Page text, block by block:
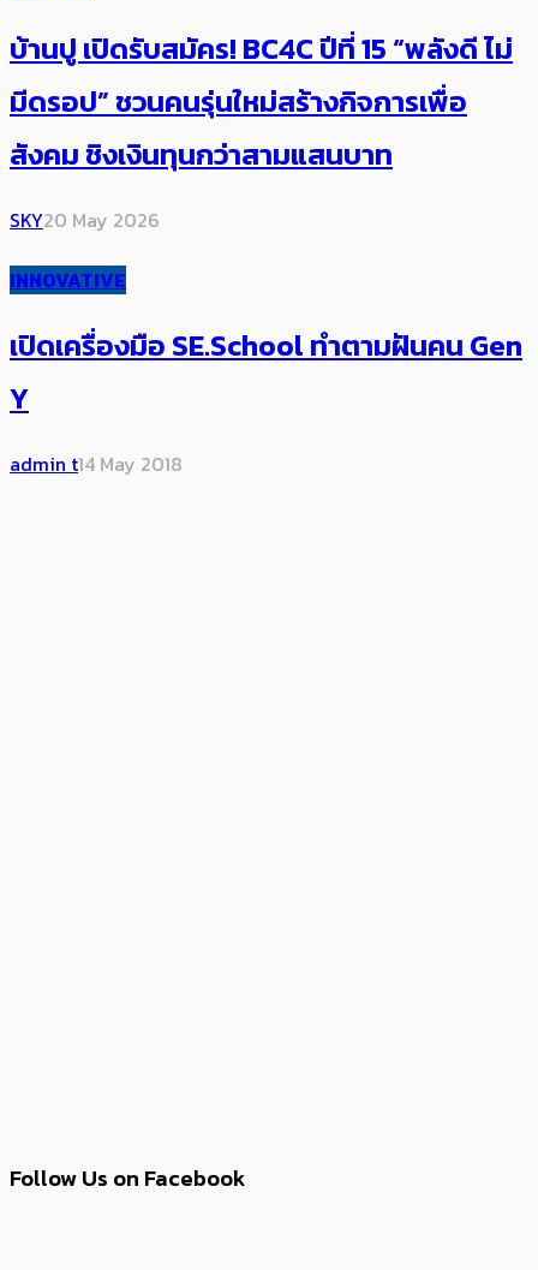
บ้านปู เปิดรับสมัคร! BC4C ปีที่ 15 “พลังดี ไม่
มีดรอป” ชวนคนรุ่นใหม่สร้างกิจการเพื่อ
สังคม ชิงเงินทุนกว่าสามแสนบาท
SKY20 May 2026
INNOVATIVE
เปิดเครื่องมือ SE.School ทำตามฝันคน Gen
Y
admin t14 May 2018
Follow Us on Facebook